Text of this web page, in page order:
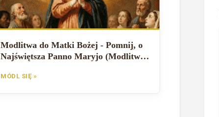
Modlitwa do Matki Bożej - Pomnij, o
Najświętsza Panno Maryjo (Modlitwa
MÓDL SIĘ »